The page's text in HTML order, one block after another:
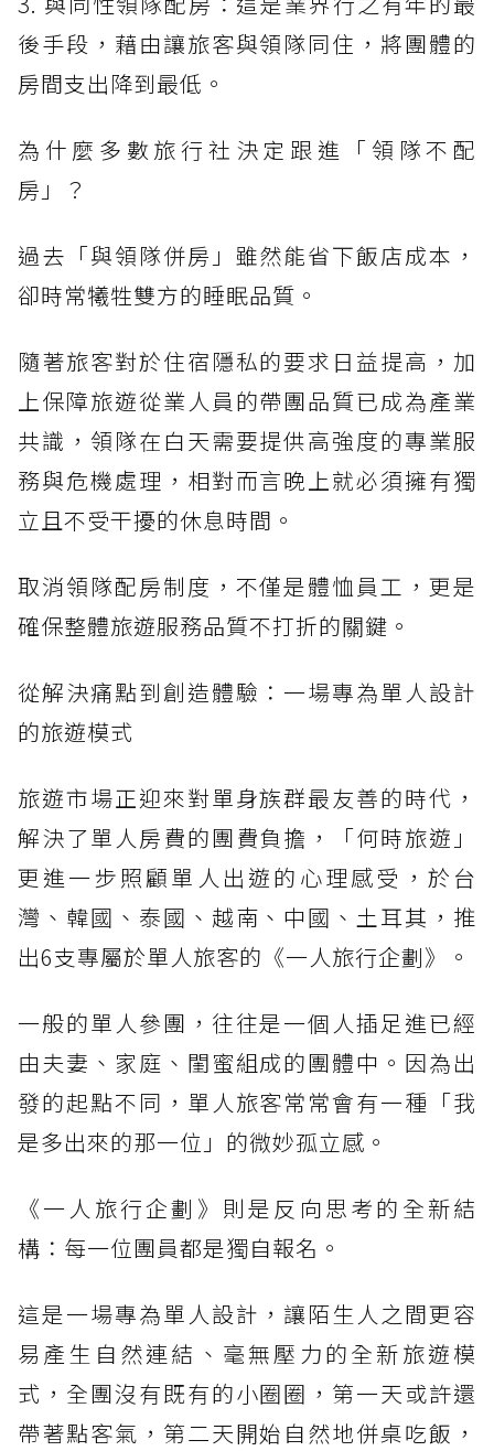
後手段，藉由讓旅客與領隊同住，將團體的
房間支出降到最低。
為什麼多數旅行社決定跟進「領隊不配
房」？
過去「與領隊併房」雖然能省下飯店成本，
卻時常犧牲雙方的睡眠品質。
隨著旅客對於住宿隱私的要求日益提高，加
上保障旅遊從業人員的帶團品質已成為產業
共識，領隊在白天需要提供高強度的專業服
務與危機處理，相對而言晚上就必須擁有獨
立且不受干擾的休息時間。
取消領隊配房制度，不僅是體恤員工，更是
確保整體旅遊服務品質不打折的關鍵。
從解決痛點到創造體驗：一場專為單人設計
的旅遊模式
旅遊市場正迎來對單身族群最友善的時代，
解決了單人房費的團費負擔，「何時旅遊」
更進一步照顧單人出遊的心理感受，於台
灣、韓國、泰國、越南、中國、土耳其，推
出6支專屬於單人旅客的《一人旅行企劃》。
一般的單人參團，往往是一個人插足進已經
由夫妻、家庭、閨蜜組成的團體中。因為出
發的起點不同，單人旅客常常會有一種「我
是多出來的那一位」的微妙孤立感。
《一人旅行企劃》則是反向思考的全新結
構：每一位團員都是獨自報名。
這是一場專為單人設計，讓陌生人之間更容
易產生自然連結、毫無壓力的全新旅遊模
式，全團沒有既有的小圈圈，第一天或許還
帶著點客氣，第二天開始自然地併桌吃飯，